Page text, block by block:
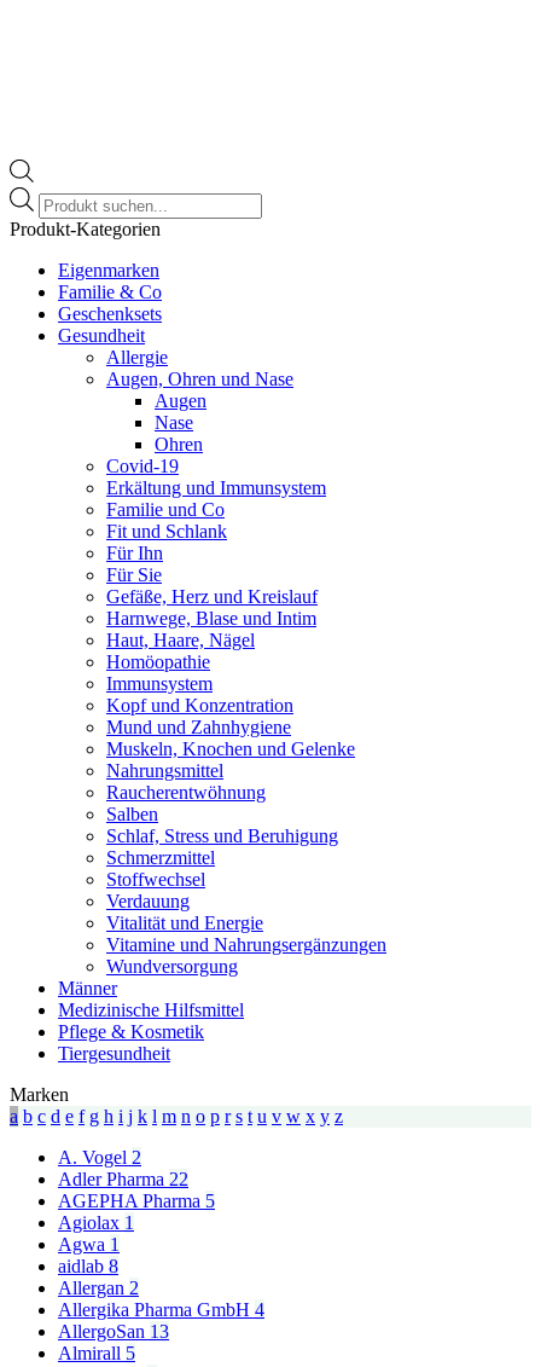
Products
search
Produkt-Kategorien
Eigenmarken
Familie & Co
Geschenksets
Gesundheit
Allergie
Augen, Ohren und Nase
Augen
Nase
Ohren
Covid-19
Erkältung und Immunsystem
Familie und Co
Fit und Schlank
Für Ihn
Für Sie
Gefäße, Herz und Kreislauf
Harnwege, Blase und Intim
Haut, Haare, Nägel
Homöopathie
Immunsystem
Kopf und Konzentration
Mund und Zahnhygiene
Muskeln, Knochen und Gelenke
Nahrungsmittel
Raucherentwöhnung
Salben
Schlaf, Stress und Beruhigung
Schmerzmittel
Stoffwechsel
Verdauung
Vitalität und Energie
Vitamine und Nahrungsergänzungen
Wundversorgung
Männer
Medizinische Hilfsmittel
Pflege & Kosmetik
Tiergesundheit
Marken
a b c d e f g h i j k l m n o p r s t u v w x y z
A. Vogel 2
Adler Pharma 22
AGEPHA Pharma 5
Agiolax 1
Agwa 1
aidlab 8
Allergan 2
Allergika Pharma GmbH 4
AllergoSan 13
Almirall 5